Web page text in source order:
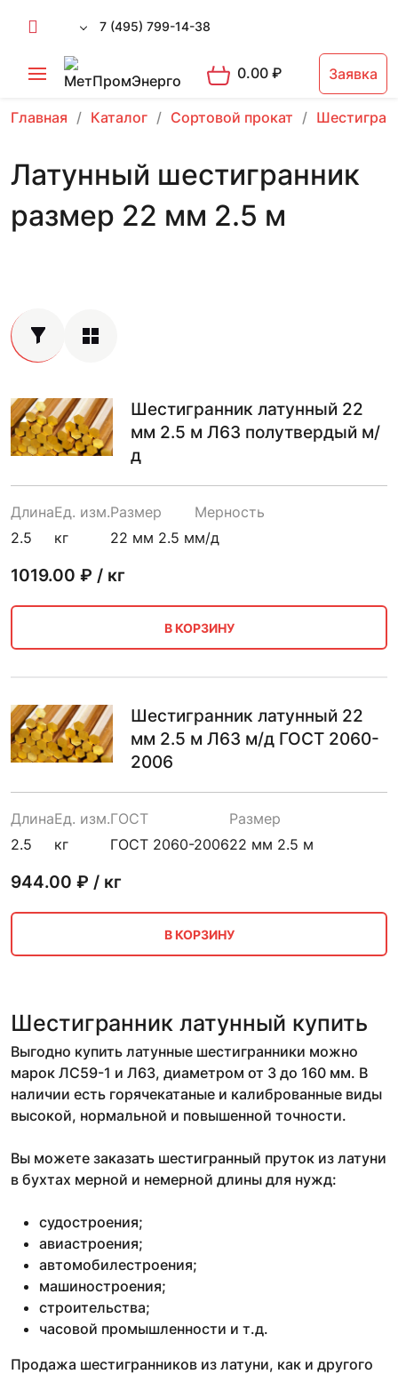
7 (495) 799-14-38
0.00₽ Заявка
Главная Каталог Сортовой прокат
Латунный шестигранник
размер 22 мм 2.5 м
Шестигранник латунный 22
мм 2.5 м Л63 полутвердый м/
д
Длина
2.5
Ед. изм.
кг
Размер
22 мм 2.5 м
Мерность
м/д
1019.00 ₽ / кг
В КОРЗИНУ
Шестигранник латунный 22
мм 2.5 м Л63 м/д ГОСТ 2060-
2006
Длина
2.5
Ед. изм.
кг
ГОСТ
ГОСТ 2060-2006
Размер
22 мм 2.5 м
944.00 ₽ / кг
В КОРЗИНУ
Шестигранник латунный купить
Выгодно купить латунные шестигранники можно
марок ЛС59-1 и Л63, диаметром от 3 до 160 мм. В
наличии есть горячекатаные и калиброванные виды
высокой, нормальной и повышенной точности.
Вы можете заказать шестигранный пруток из латуни
в бухтах мерной и немерной длины для нужд:
судостроения;
авиастроения;
автомобилестроения;
машиностроения;
строительства;
часовой промышленности и т.д.
Продажа шестигранников из латуни, как и другого